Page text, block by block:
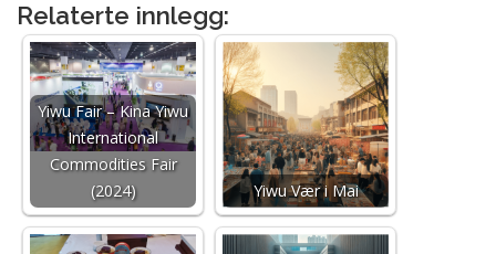
Relaterte innlegg:
Yiwu Fair – Kina Yiwu
International
Commodities Fair
(2024)
Yiwu Vær i Mai